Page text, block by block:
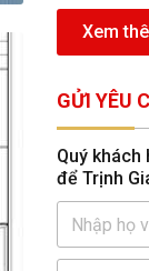
Xem
GỬI YÊU
Quý
để Trịnh